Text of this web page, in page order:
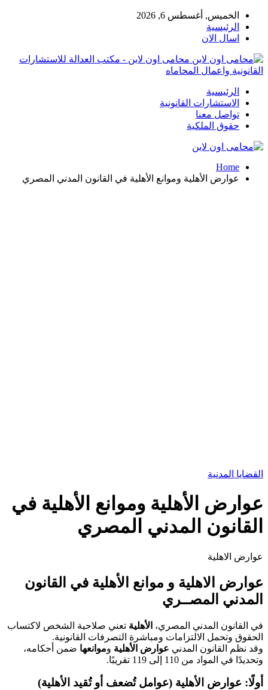
الخميس, أغسطس 6, 2026
الرئيسية
اسال الان
محامى اون لاين - مكتب العدالة للاستشارات
القانونية واعمال المحاماه
الرئيسية
الاستشارات القانونية
تواصل معنا
حقوق الملكية
Home
عوارض الأهلية وموانع الأهلية في القانون المدني المصري
القضايا المدنية
عوارض الأهلية وموانع الأهلية في
القانون المدني المصري
عوارض الاهلية
عوارض الاهلية و موانع الأهلية في القانون
المدني المصــري
في القانون المدني المصري، الأهلية تعني صلاحية الشخص لاكتساب
الحقوق وتحمل الالتزامات ومباشرة التصرفات القانونية.
وقد نظم القانون المدني عوارض الأهلية وموانعها ضمن أحكامه،
وتحديدًا في المواد من 110 إلى 119 تقريبًا.
أولًا: عوارض الأهلية (عوامل تُضعف أو تُقيد الأهلية)